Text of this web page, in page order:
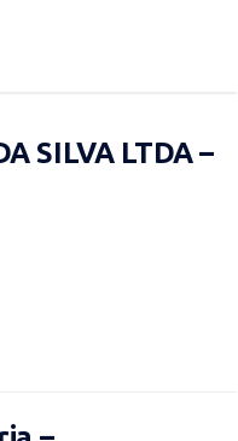
SILVA LTDA –